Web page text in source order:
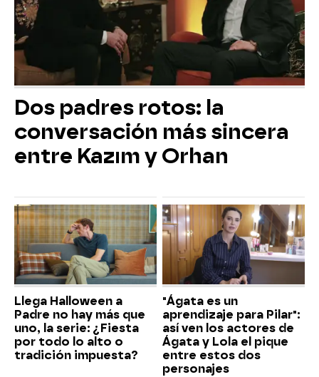
Dos padres rotos: la
conversación más sincera
entre Kazım y Orhan
Llega Halloween a
Padre no hay más que
uno, la serie: ¿Fiesta
por todo lo alto o
tradición impuesta?
"Ágata es un
aprendizaje para Pilar":
así ven los actores de
Ágata y Lola el pique
entre estos dos
personajes